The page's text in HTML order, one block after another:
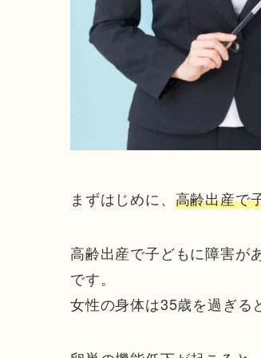
まずはじめに、 高齢出産で
高齢出産で子どもに障害が
です。
女性の身体は35歳を過ぎる